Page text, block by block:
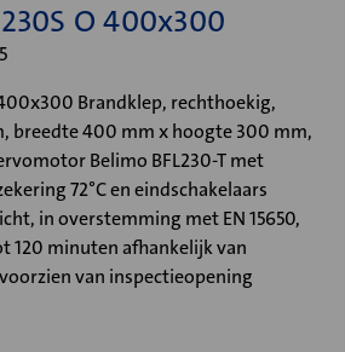
O 400x300
Brandklep, rechthoekig,
breedte 400 mm x hoogte 300 mm,
Belimo BFL230-T met
72°C en eindschakelaars
in overstemming met EN 15650,
120 minuten afhankelijk van
van inspectieopening